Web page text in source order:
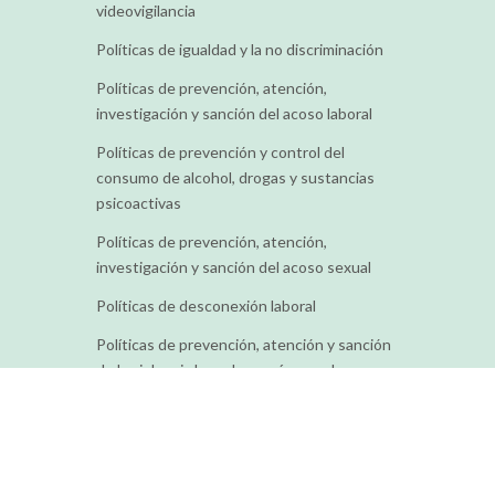
videovigilancia
Políticas de igualdad y la no discriminación
Políticas de prevención, atención,
investigación y sanción del acoso laboral
Políticas de prevención y control del
consumo de alcohol, drogas y sustancias
psicoactivas
Políticas de prevención, atención,
investigación y sanción del acoso sexual
Políticas de desconexión laboral
Políticas de prevención, atención y sanción
de la violencia basada en género y la